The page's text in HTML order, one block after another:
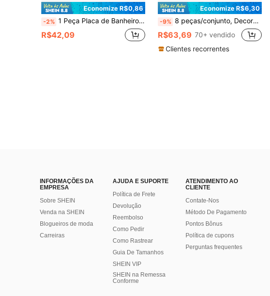
Economize R$0,86
-2% 1 Peça Placa de Banheiro de Madeira Criativa, Sinal Móvel Padrão WC Ocupado/Vazio, Adequado para Casa, Restaurante, Café, Boutique
R$42,09
Economize R$6,30
-9% 8 peças/conjunto, Decorações de Festa do Espaço Sideral, Lanternas de Papel Penduradas com Planetas, Decoração de Festa da Galáxia de Astronauta, Decorações de Planetas do Sistema Solar Compatíveis com Tema de Festa de Aniversário do Espaço Sideral, Decoração de Teto do Quarto
R$63,69 70+ vendido
Clientes recorrentes
INFORMAÇÕES DA
EMPRESA
Sobre SHEIN
Venda na SHEIN
Blogueiros de moda
Carreiras
AJUDA E SUPORTE
Política de Frete
Devolução
Reembolso
Como Pedir
Como Rastrear
Guia De Tamanhos
SHEIN VIP
SHEIN na Remessa
Conforme
ATENDIMENTO AO
CLIENTE
Contate-Nos
Método De Pagamento
Pontos Bônus
Política de cupons
Perguntas frequentes